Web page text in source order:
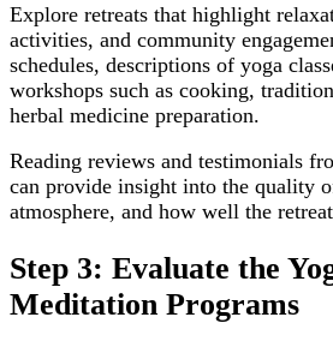
Explore retreats that highlight
activities, and community
schedules, descriptions of yoga
workshops such as cooking,
herbal medicine preparation.
Reading reviews and testimonials
can provide insight into the quality
atmosphere, and how well the
Step 3: Evaluate the
Meditation Programs